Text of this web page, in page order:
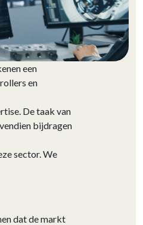
een
en
De taak van
bijdragen
sector. We
dat de markt